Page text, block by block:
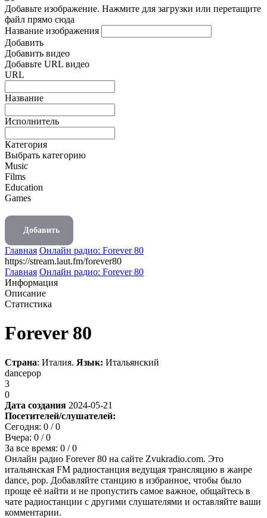
Добавьте изображение. Нажмите для загрузки или перетащите
файл прямо сюда
Название изображения
Добавить
Добавить видео
Добавьте URL видео
URL
Название
Исполнитель
Категория
Выбрать категорию
Music
Films
Education
Games
Добавить
Главная Онлайн радио: Forever 80
https://stream.laut.fm/forever80
Главная Онлайн радио: Forever 80
Информация
Описание
Статистика
Forever 80
Страна: Италия. Язык: Итальянский
dancepop
3
0
Дата создания 2024-05-21
Посетителей/слушателей:
Сегодня: 0 / 0
Вчера: 0 / 0
За все время: 0 / 0
Онлайн радио Forever 80 на сайте Zvukradio.com. Это
итальянская FM радиостанция ведущая трансляцию в жанре
dance, pop. Добавляйте станцию в избранное, чтобы было
проще её найти и не пропустить самое важное, общайтесь в
чате радиостанции с другими слушателями и оставляйте ваши
комментарии.